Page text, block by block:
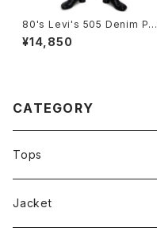
80's Levi's 505 Denim Pan
ts
¥14,850
CATEGORY
Tops
Tee
Jacket